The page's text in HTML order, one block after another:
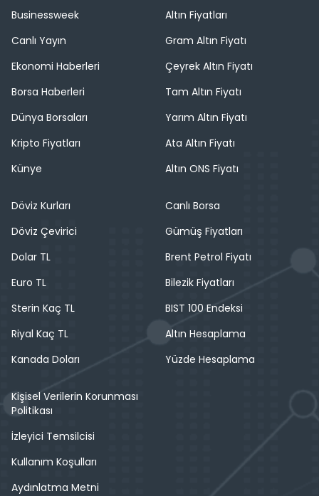
Businessweek
Canlı Yayın
Ekonomi Haberleri
Borsa Haberleri
Dünya Borsaları
Kripto Fiyatları
Künye
Altın Fiyatları
Gram Altın Fiyatı
Çeyrek Altın Fiyatı
Tam Altın Fiyatı
Yarım Altın Fiyatı
Ata Altın Fiyatı
Altın ONS Fiyatı
Döviz Kurları
Döviz Çevirici
Dolar TL
Euro TL
Sterin Kaç TL
Riyal Kaç TL
Kanada Doları
Canlı Borsa
Gümüş Fiyatları
Brent Petrol Fiyatı
Bilezik Fiyatları
BIST 100 Endeksi
Altın Hesaplama
Yüzde Hesaplama
Kişisel Verilerin Korunması
Politikası
İzleyici Temsilcisi
Kullanım Koşulları
Aydınlatma Metni